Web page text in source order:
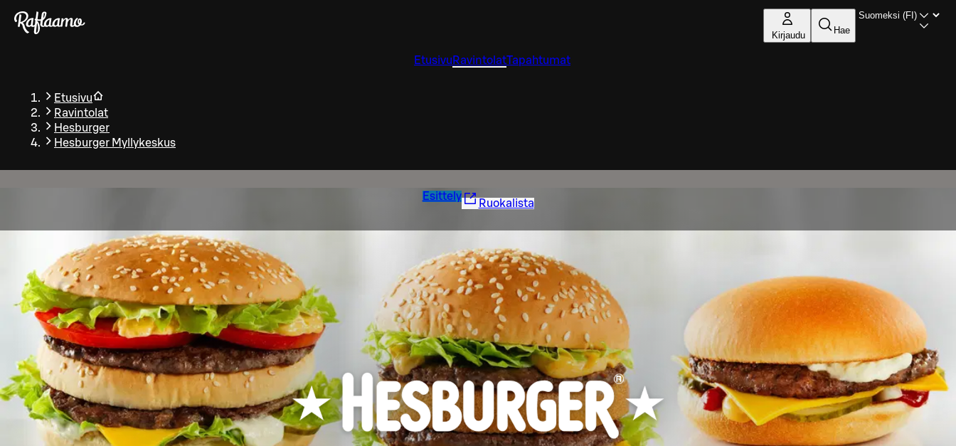
Siirry pääsisältöön
Kirjaudu Hae
Etusivu RavintolatTapahtumat
Etusivu
Ravintolat
Hesburger
Hesburger Myllykeskus
Esittely
Ruokalista